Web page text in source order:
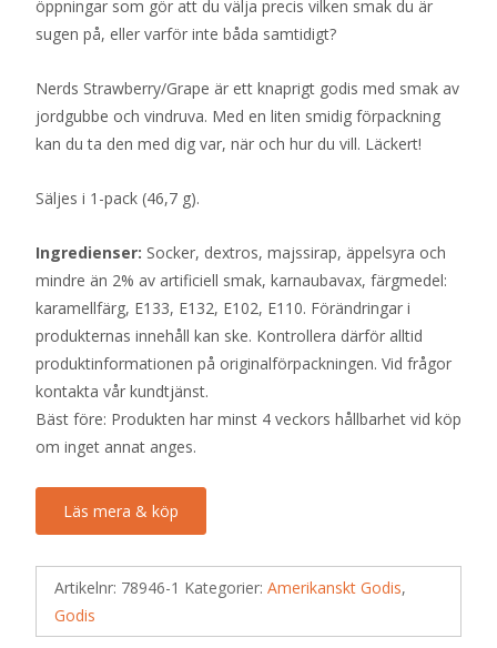
öppningar som gör att du välja precis vilken smak du är
sugen på, eller varför inte båda samtidigt?
Nerds Strawberry/Grape är ett knaprigt godis med smak av
jordgubbe och vindruva. Med en liten smidig förpackning
kan du ta den med dig var, när och hur du vill. Läckert!
Säljes i 1-pack (46,7 g).
Ingredienser: Socker, dextros, majssirap, äppelsyra och
mindre än 2% av artificiell smak, karnaubavax, färgmedel:
karamellfärg, E133, E132, E102, E110. Förändringar i
produkternas innehåll kan ske. Kontrollera därför alltid
produktinformationen på originalförpackningen. Vid frågor
kontakta vår kundtjänst.
Bäst före: Produkten har minst 4 veckors hållbarhet vid köp
om inget annat anges.
Läs mera & köp
Artikelnr: 78946-1 Kategorier: Amerikanskt Godis,
Godis